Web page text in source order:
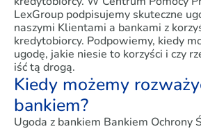
LexGroup podpisujemy skuteczne
naszymi Klientami a bankami z
kredytobiorcy. Podpowiemy, kiedy
ugodę, jakie niesie to korzyści i czy
iść tą drogą.
Kiedy możemy
bankiem?
Ugoda z bankiem Bankiem Ochrony